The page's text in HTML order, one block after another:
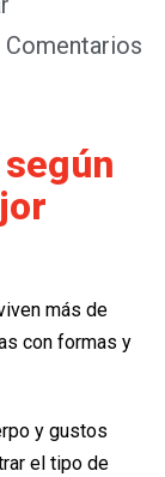
Comentarios
más de
con formas y
y gustos
el tipo de